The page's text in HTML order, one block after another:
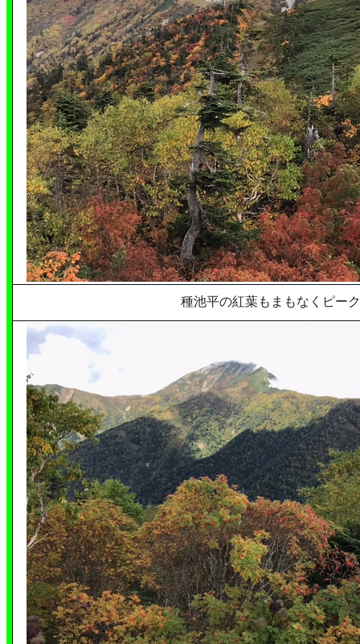
種池平の紅葉もまもなくピー